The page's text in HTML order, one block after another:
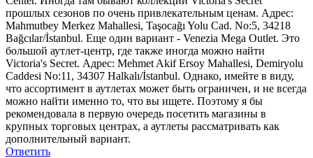
прошлых сезонов по очень привлекательным ценам. Адрес:
Mahmutbey Merkez Mahallesi, Taşocağı Yolu Cad. No:5, 34218
Bağcılar/İstanbul. Еще один вариант - Venezia Mega Outlet. Это
большой аутлет-центр, где также иногда можно найти
Victoria's Secret. Адрес: Mehmet Akif Ersoy Mahallesi, Demiryolu
Caddesi No:11, 34307 Halkalı/İstanbul. Однако, имейте в виду,
что ассортимент в аутлетах может быть ограничен, и не всегда
можно найти именно то, что вы ищете. Поэтому я бы
рекомендовала в первую очередь посетить магазины в
крупных торговых центрах, а аутлеты рассматривать как
дополнительный вариант.
Ответить